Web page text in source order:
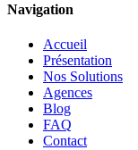
Navigation
Accueil
Présentation
Nos Solutions
Agences
Blog
FAQ
Contact